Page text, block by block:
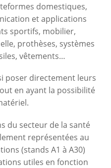
domestiques,
et applications
sportifs, mobilier,
prothèses, systèmes
vêtements…
poser directement leurs
en ayant la possibilité
du secteur de la santé
représentées au
(stands A1 à A30)
utiles en fonction